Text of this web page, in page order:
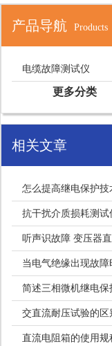
产品导航 Products
电缆故障测试仪
更多分类
相关文章
怎么提高继电保护技
抗干扰介质损耗测试
听声识故障 变压器
仪简单故障处理
当电气绝缘出现故障
什么情况
简述三相微机继电保
的系统功能
交直流耐压试验的区
直流电阻箱的使用规